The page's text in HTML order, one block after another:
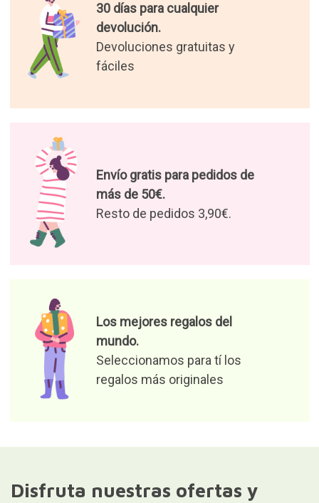
30 días para cualquier
devolución.
Devoluciones gratuitas y
fáciles
Envío gratis para pedidos de
más de 50€.
Resto de pedidos 3,90€.
Los mejores regalos del
mundo.
Seleccionamos para tí los
regalos más originales
Disfruta nuestras ofertas y